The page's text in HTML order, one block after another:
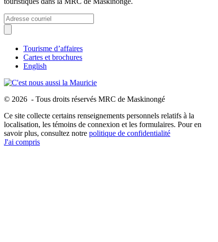
Tourisme d’affaires
Cartes et brochures
English
© 2026 - Tous droits réservés MRC de Maskinongé
Ce site collecte certains renseignements personnels relatifs à la
localisation, les témoins de connexion et les formulaires. Pour en
savoir plus, consultez notre politique de confidentialité
J'ai compris